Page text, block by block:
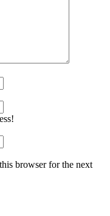
browser for the next